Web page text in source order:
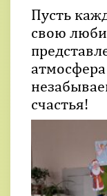
Пусть
свою
счастья!